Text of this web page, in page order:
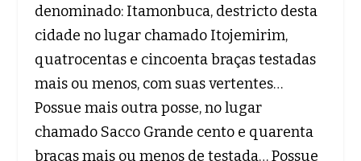
denominado: Itamonbuca, destricto desta
cidade no lugar chamado Itojemirim,
quatrocentas e cincoenta braças testadas
mais ou menos, com suas vertentes…
Possue mais outra posse, no lugar
chamado Sacco Grande cento e quarenta
braças mais ou menos de testada… Possue